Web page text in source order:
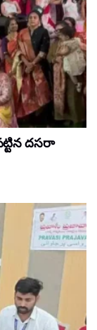
దసరా